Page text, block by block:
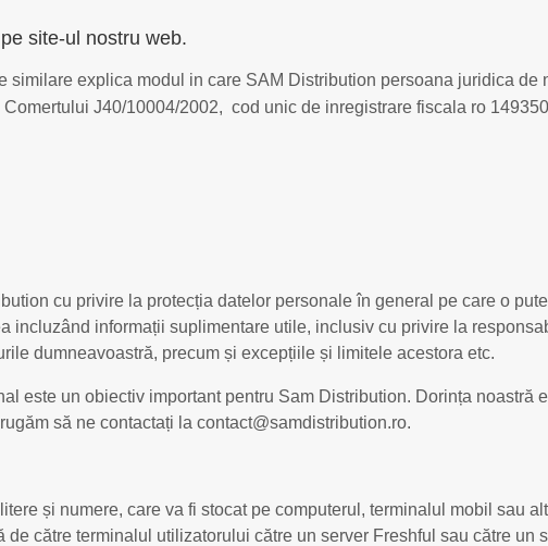
site-ul nostru web.
explica modul in care SAM Distribution persoana juridica
J40/10004/2002, cod unic de inregistrare fiscala ro
cu privire la protecția datelor personale în general pe care o
incluzând informații suplimentare utile, inclusiv cu privire la
dumneavoastră, precum și excepțiile și limitele acestora etc.
este un obiectiv important pentru Sam Distribution. Dorința noastră
să ne contactați la contact@samdistribution.ro.
și numere, care va fi stocat pe computerul, terminalul mobil sau
către terminalul utilizatorului către un server Freshful sau către un